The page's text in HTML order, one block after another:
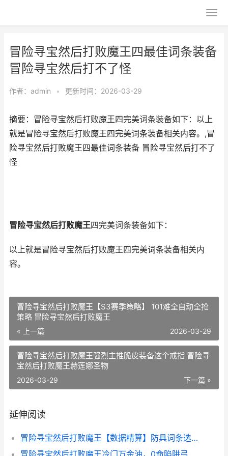
冒险寻宝然后打败魔王四最佳词条装备
冒险寻宝然后打不了怪
作者： admin • 更新时间：2026-03-29
摘要：冒险寻宝然后打败魔王四完美词条装备如下：以上
就是冒险寻宝然后打败魔王四完美词条装备相关内容。,冒
险寻宝然后打败魔王四最佳词条装备 冒险寻宝然后打不了
怪
冒险寻宝然后打败魔王四完美词条装备如下：
以上就是冒险寻宝然后打败魔王四完美词条装备相关内
容。
冒险寻宝然后打败魔王【S3赛季策略】 101难全自动全抢
策略 冒险寻宝然后打败魔王
« 上一篇 2026-03-29
冒险寻宝然后打败魔王强烈主推脆皮装备这个戒指 冒险寻
宝然后打败魔王赫莲娜圣物
下一篇 »
2026-03-29
延伸阅读
冒险寻宝然后打败魔王【数据精算】防具词条选择策略2+舞娘装备策略3 冒险寻宝然后打败魔王角色强度